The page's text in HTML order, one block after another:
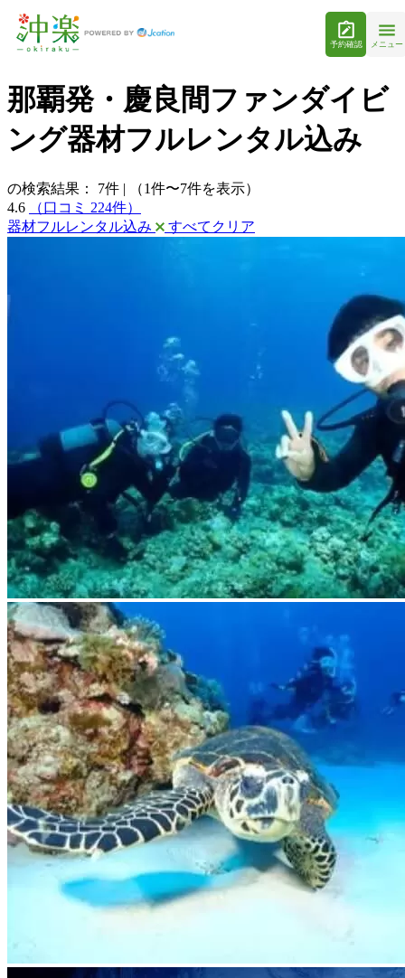
予約確認 メニュー
那覇発・慶良間ファンダイビ
ング器材フルレンタル込み
の検索結果： 7件 |
（1件〜7件を表示）
4.6
（口コミ 224件）
器材フルレンタル込み
すべてクリア